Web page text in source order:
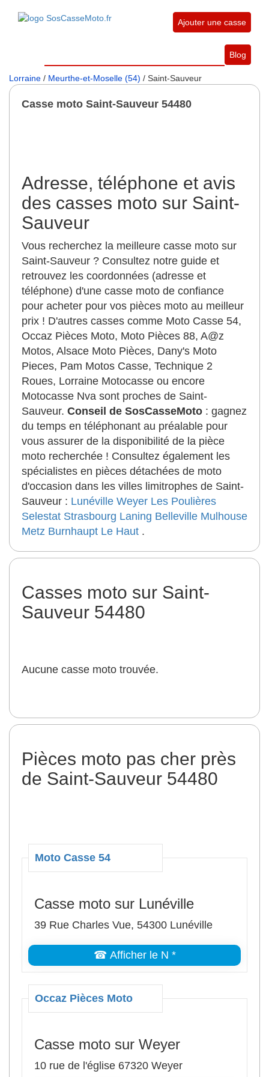
Ajouter une casse
Blog
Lorraine / Meurthe-et-Moselle (54) / Saint-Sauveur
Casse moto Saint-Sauveur 54480
Adresse, téléphone et avis
des casses moto sur Saint-
Sauveur
Vous recherchez la meilleure casse moto sur
Saint-Sauveur ? Consultez notre guide et
retrouvez les coordonnées (adresse et
téléphone) d'une casse moto de confiance
pour acheter pour vos pièces moto au meilleur
prix ! D'autres casses comme Moto Casse 54,
Occaz Pièces Moto, Moto Pièces 88, A@z
Motos, Alsace Moto Pièces, Dany's Moto
Pieces, Pam Motos Casse, Technique 2
Roues, Lorraine Motocasse ou encore
Motocasse Nva sont proches de Saint-
Sauveur. Conseil de SosCasseMoto : gagnez
du temps en téléphonant au préalable pour
vous assurer de la disponibilité de la pièce
moto recherchée ! Consultez également les
spécialistes en pièces détachées de moto
d'occasion dans les villes limitrophes de Saint-
Sauveur : Lunéville Weyer Les Poulières
Selestat Strasbourg Laning Belleville Mulhouse
Metz Burnhaupt Le Haut .
Casses moto sur Saint-
Sauveur 54480
Aucune casse moto trouvée.
Pièces moto pas cher près
de Saint-Sauveur 54480
Moto Casse 54
Casse moto sur Lunéville
39 Rue Charles Vue, 54300 Lunéville
☎ Afficher le N *
Occaz Pièces Moto
Casse moto sur Weyer
10 rue de l'église 67320 Weyer